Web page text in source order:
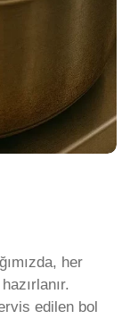
her
edilen bol